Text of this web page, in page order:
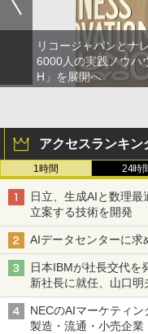
リコージャパンとナ
6000人の実践ノウハ
H」を展開へ
アクセスランキン
1時間 24時
日立、生成AIと数理
立案する技術を開発
AIデータセンターに求
日本IBMが社長交代
新社長に就任、山口明
NECのAIマーケティ
製造・流通・小売企